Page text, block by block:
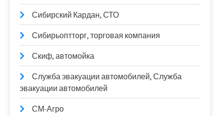
Сибирский Кардан, СТО
Сибирьоптторг, торговая компания
Скиф, автомойка
Служба эвакуации автомобилей, Служба
эвакуации автомобилей
СМ-Агро